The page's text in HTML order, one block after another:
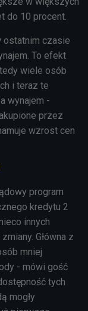
do 10 procent.
ostatnim czasie
To efekt
wiele osób
i teraz te
wynajem -
przez
wzrost cen
program
kredytu 2
innych
Główna z
mniej
- mówi gość
tych
mogły